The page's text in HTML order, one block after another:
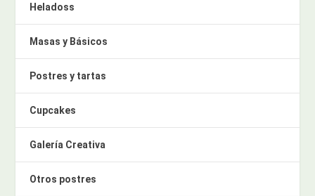
Heladoss
Masas y Básicos
Postres y tartas
Cupcakes
Galería Creativa
Otros postres